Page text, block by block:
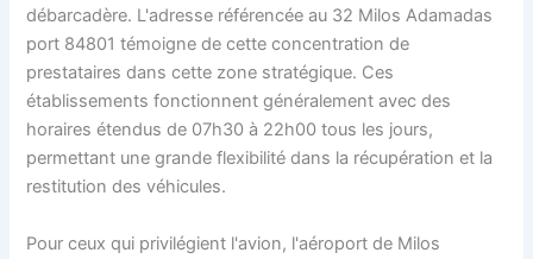
débarcadère. L'adresse référencée au 32 Milos Adamadas
port 84801 témoigne de cette concentration de
prestataires dans cette zone stratégique. Ces
établissements fonctionnent généralement avec des
horaires étendus de 07h30 à 22h00 tous les jours,
permettant une grande flexibilité dans la récupération et la
restitution des véhicules.
Pour ceux qui privilégient l'avion, l'aéroport de Milos